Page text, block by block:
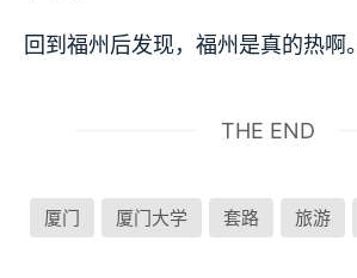
回到福州后发现，福州是真的热啊。
THE END
厦门 厦门大学 套路 旅游